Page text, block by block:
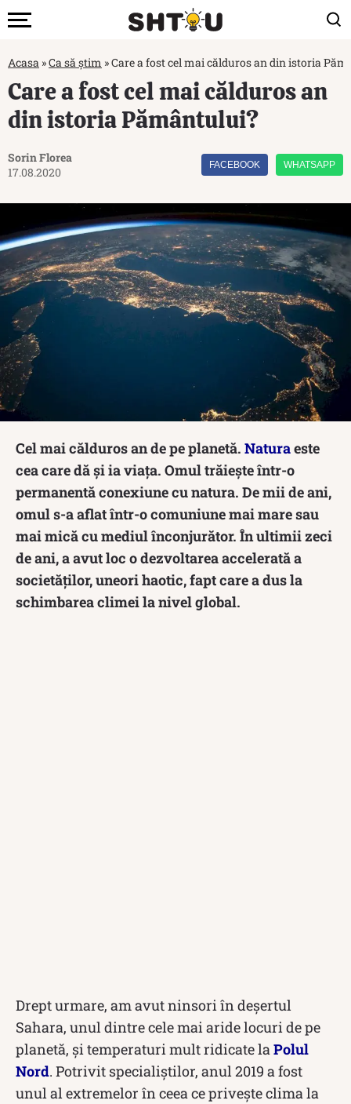
Acasa »Ca să știm »Care a fost cel mai călduros an din istoria
Care a fost cel mai călduros an
din istoria Pământului?
Sorin Florea
17.08.2020
FACEBOOK WHATSAPP
Cel mai călduros an de pe planetă. Naturaeste
cea care dă și ia viața. Omul trăiește într-o
permanentă conexiune cu natura. De mii de ani,
omul s-a aflat într-o comuniune mai mare sau
mai mică cu mediul înconjurător. În ultimii zeci
de ani, a avut loc o dezvoltarea accelerată a
societăților, uneori haotic, fapt care a dus la
schimbarea climei la nivel global.
Drept urmare, am avut ninsori în deșertul
Sahara, unul dintre cele mai aride locuri de pe
planetă, și temperaturi mult ridicate la Polul
Nord. Potrivit specialiștilor, anul 2019 a fost
unul al extremelor în ceea ce priveşte clima la